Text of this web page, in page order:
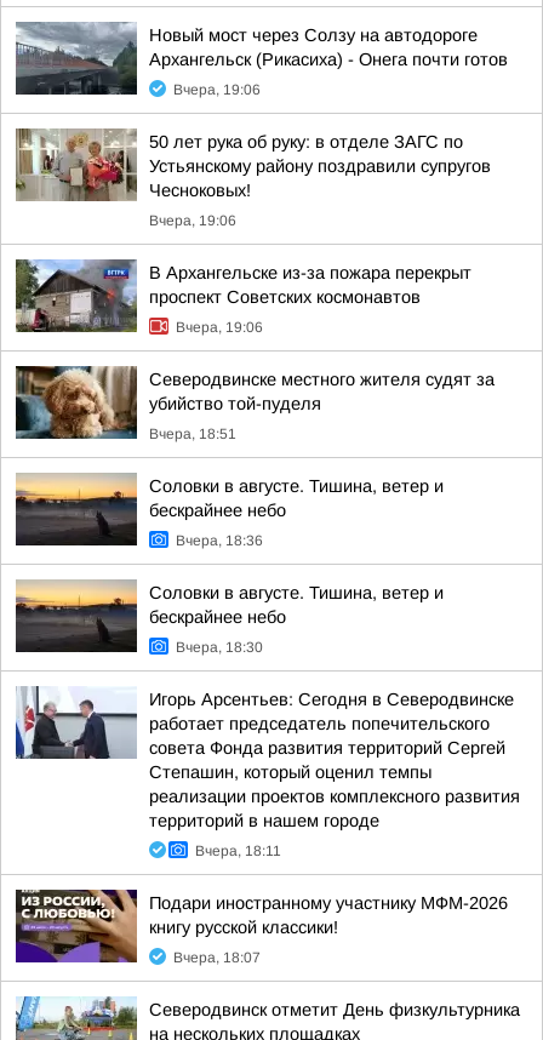
Новый мост через Солзу на автодороге
Архангельск (Рикасиха) - Онега почти готов
Вчера, 19:06
50 лет рука об руку: в отделе ЗАГС по
Устьянскому району поздравили супругов
Чесноковых!
Вчера, 19:06
В Архангельске из-за пожара перекрыт
проспект Советских космонавтов
Вчера, 19:06
Северодвинске местного жителя судят за
убийство той-пуделя
Вчера, 18:51
Соловки в августе. Тишина, ветер и
бескрайнее небо
Вчера, 18:36
Соловки в августе. Тишина, ветер и
бескрайнее небо
Вчера, 18:30
Игорь Арсентьев: Сегодня в Северодвинске
работает председатель попечительского
совета Фонда развития территорий Сергей
Степашин, который оценил темпы
реализации проектов комплексного развития
территорий в нашем городе
Вчера, 18:11
Подари иностранному участнику МФМ-2026
книгу русской классики!
Вчера, 18:07
Северодвинск отметит День физкультурника
на нескольких площадках